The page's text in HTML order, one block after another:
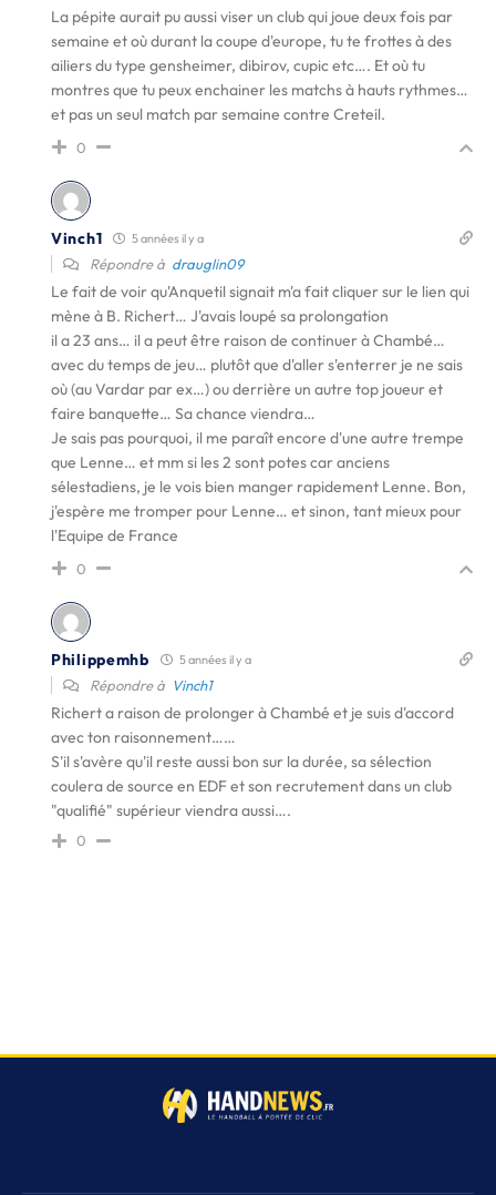
La pépite aurait pu aussi viser un club qui joue deux fois par
semaine et où durant la coupe d'europe, tu te frottes à des
ailiers du type gensheimer, dibirov, cupic etc…. Et où tu
montres que tu peux enchainer les matchs à hauts rythmes…
et pas un seul match par semaine contre Creteil.
0
Vinch1 5 années il y a
Répondre à drauglin09
Le fait de voir qu'Anquetil signait m'a fait cliquer sur le lien qui
mène à B. Richert… J'avais loupé sa prolongation
il a 23 ans… il a peut être raison de continuer à Chambé…
avec du temps de jeu… plutôt que d'aller s'enterrer je ne sais
où (au Vardar par ex…) ou derrière un autre top joueur et
faire banquette… Sa chance viendra…
Je sais pas pourquoi, il me paraît encore d'une autre trempe
que Lenne… et mm si les 2 sont potes car anciens
sélestadiens, je le vois bien manger rapidement Lenne. Bon,
j'espère me tromper pour Lenne… et sinon, tant mieux pour
l'Equipe de France
0
Philippemhb 5 années il y a
Répondre à Vinch1
Richert a raison de prolonger à Chambé et je suis d'accord
avec ton raisonnement……
S'il s'avère qu'il reste aussi bon sur la durée, sa sélection
coulera de source en EDF et son recrutement dans un club
"qualifié" supérieur viendra aussi….
0